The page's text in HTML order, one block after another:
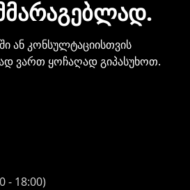
ან კონსულტაციისთვის
ვართ ყოჩაღად გიპასუხოთ.
- 18:00)